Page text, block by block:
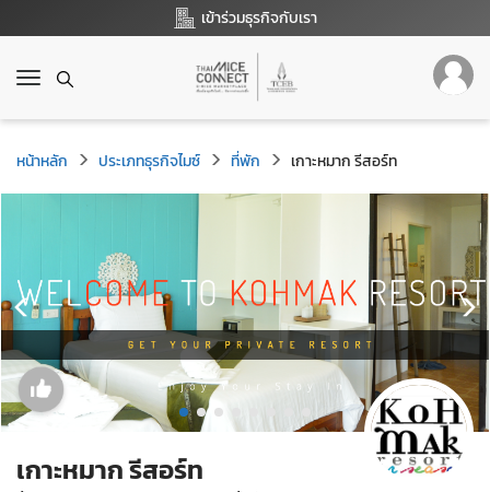
เข้าร่วมธุรกิจกับเรา
T
g
g
l
e
i
g
a
t
o
หน้าหลัก ประเภทธุรกิจไมซ์ ที่พัก เกาะหมาก รีสอร์ท
เกาะหมาก รีสอร์ท